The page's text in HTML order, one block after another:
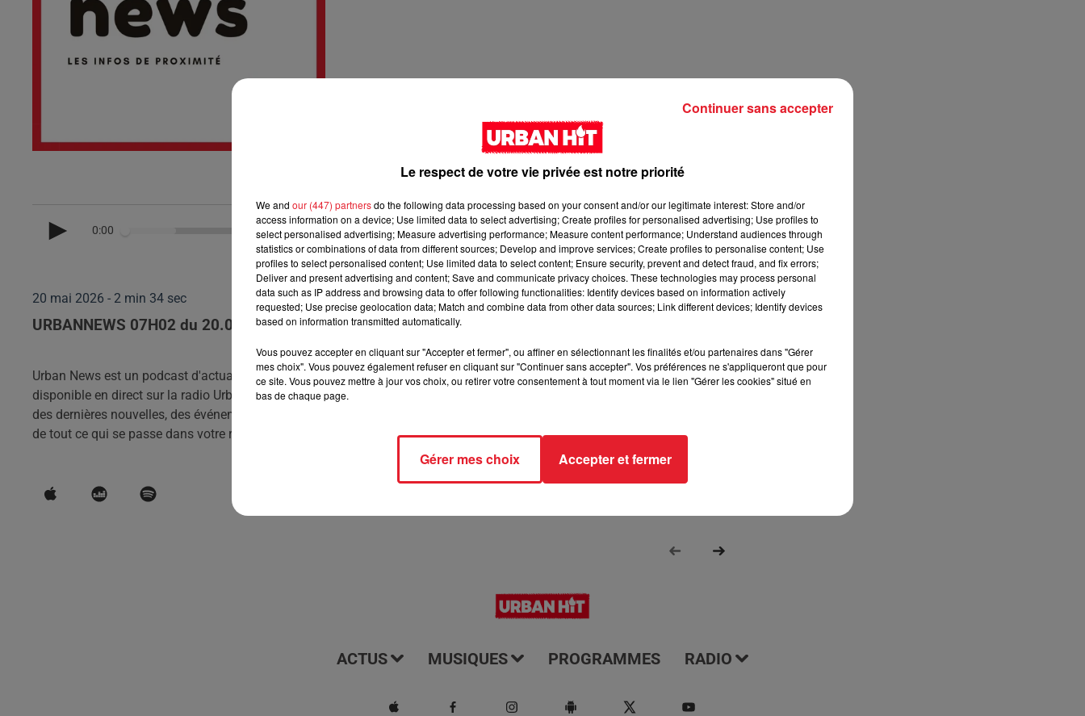
0:00 2 min 34 sec
20 mai 2026 - 2 min 34 sec
URBANNEWS 07H02 du 20.05.2026
Urban News est un podcast d'actualités qui vous tient informé de tout ce qui se passe dans les départements 77 et 93. Il est
disponible en direct sur la radio Urban hit et en podcast tous les jours à 7h15. Il vous offre une couverture complète et à jour
des dernières nouvelles, des événements et des tendances de ces régions. Écoutez-le pour rester informé et être au courant
de tout ce qui se passe dans votre région.
ACTUS MUSIQUES PROGRAMMES RADIO
Le respect de votre vie privée est notre priorité
We and our (447) partnersdo the following data processing based on your consent and/or our legitimate interest: Store and/or
access information on a device; Use limited data to select advertising; Create profiles for personalised advertising; Use profiles to
select personalised advertising; Measure advertising performance; Measure content performance; Understand audiences through
statistics or combinations of data from different sources; Develop and improve services; Create profiles to personalise content; Use
profiles to select personalised content; Use limited data to select content; Ensure security, prevent and detect fraud, and fix errors;
Deliver and present advertising and content; Save and communicate privacy choices. These technologies may process personal
data such as IP address and browsing data to offer following functionalities: Identify devices based on information actively
requested; Use precise geolocation data; Match and combine data from other data sources; Link different devices; Identify devices
based on information transmitted automatically.
Vous pouvez accepter en cliquant sur "Accepter et fermer", ou affiner en sélectionnant les finalités et/ou partenaires dans "Gérer
mes choix". Vous pouvez également refuser en cliquant sur "Continuer sans accepter". Vos préférences ne s'appliqueront que pour
ce site. Vous pouvez mettre à jour vos choix, ou retirer votre consentement à tout moment via le lien "Gérer les cookies" situé en
bas de chaque page.
Gérer mes choix Accepter et fermer
Continuer sans accepter